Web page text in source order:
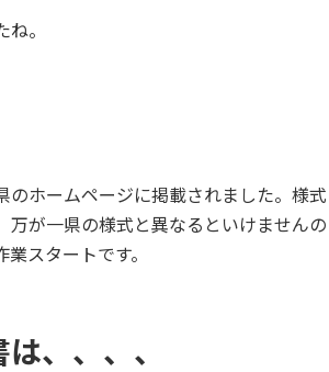
。
ホームページに掲載されました。様式
万が一県の様式と異なるといけませんの
スタートです。
、、、、